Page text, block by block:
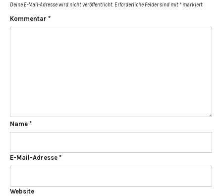
Deine E-Mail-Adresse wird nicht veröffentlicht. Erforderliche Felder sind mit * markiert
Kommentar *
Name *
E-Mail-Adresse *
Website